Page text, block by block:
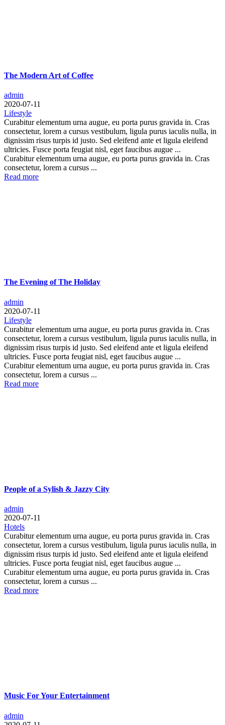
The Modern Art of Coffee
admin
2020-07-11
Lifestyle
Curabitur elementum urna augue, eu porta purus gravida in. Cras
consectetur, lorem a cursus vestibulum, ligula purus iaculis nulla, in
dignissim risus turpis id justo. Sed eleifend ante et ligula eleifend
ultricies. Fusce porta feugiat nisl, eget faucibus augue ...
Curabitur elementum urna augue, eu porta purus gravida in. Cras
consectetur, lorem a cursus ...
Read more
The Evening of The Holiday
admin
2020-07-11
Lifestyle
Curabitur elementum urna augue, eu porta purus gravida in. Cras
consectetur, lorem a cursus vestibulum, ligula purus iaculis nulla, in
dignissim risus turpis id justo. Sed eleifend ante et ligula eleifend
ultricies. Fusce porta feugiat nisl, eget faucibus augue ...
Curabitur elementum urna augue, eu porta purus gravida in. Cras
consectetur, lorem a cursus ...
Read more
People of a Sylish & Jazzy City
admin
2020-07-11
Hotels
Curabitur elementum urna augue, eu porta purus gravida in. Cras
consectetur, lorem a cursus vestibulum, ligula purus iaculis nulla, in
dignissim risus turpis id justo. Sed eleifend ante et ligula eleifend
ultricies. Fusce porta feugiat nisl, eget faucibus augue ...
Curabitur elementum urna augue, eu porta purus gravida in. Cras
consectetur, lorem a cursus ...
Read more
Music For Your Entertainment
admin